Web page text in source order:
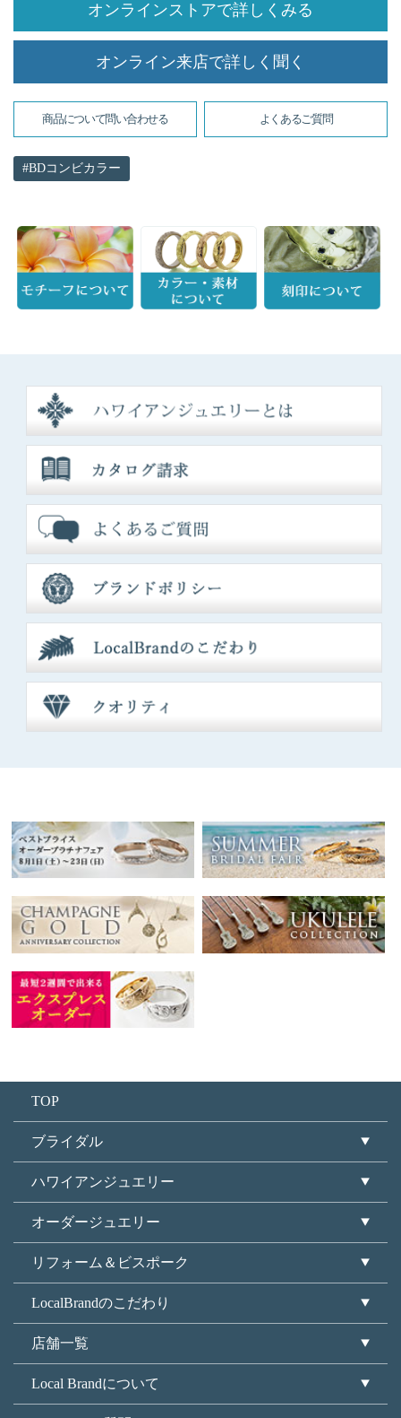
オンラインストアで詳しくみる
オンライン来店で詳しく聞く
商品について問い合わせる よくあるご質問
BDコンビカラー
TOP
ブライダル
ハワイアンジュエリー
オーダージュエリー
リフォーム＆ビスポーク
LocalBrandのこだわり
店舗一覧
Local Brandについて